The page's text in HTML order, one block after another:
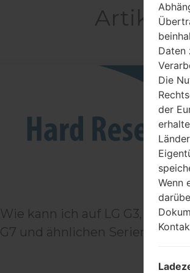
Artikel
05
MAI
Wie kann ich auf LG G3, G4, G5,
G7 und ähnlichen Serien...
Daten
Die
der
Wenn